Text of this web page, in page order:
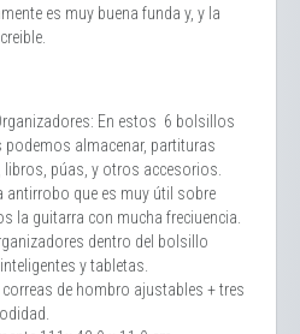
es muy buena funda y, y la
En estos 6 bolsillos
podemos almacenar, partituras
púas, y otros accesorios.
antirrobo que es muy útil sobre
la guitarra con mucha freciuencia.
dentro del bolsillo
y tabletas.
de hombro ajustables + tres